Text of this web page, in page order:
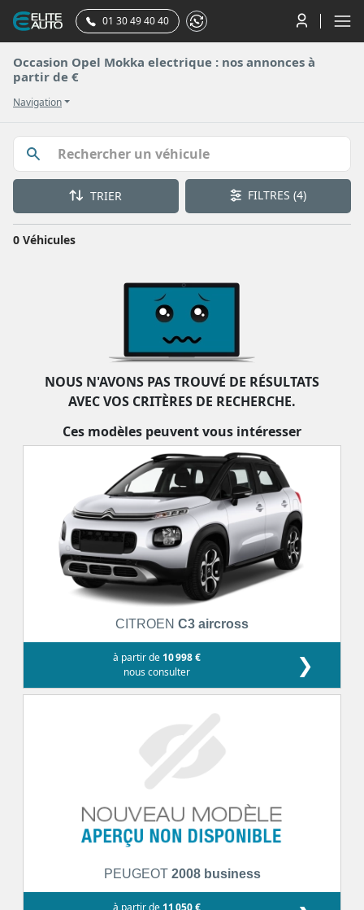
01 30 49 40 40
Occasion Opel Mokka electrique : nos annonces à
partir de €
Navigation
TRIER FILTRES(4)
0 Véhicules
NOUS N'AVONS PAS TROUVÉ DE RÉSULTATS
AVEC VOS CRITÈRES DE RECHERCHE.
Ces modèles peuvent vous intéresser
CITROEN C3 aircross
à partir de 10 998 €
nous consulter
❯
PEUGEOT 2008 business
à partir de 11 050 €